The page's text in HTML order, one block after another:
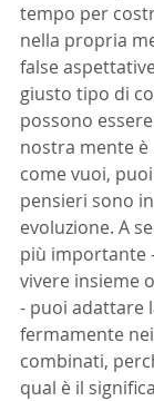
tempo per
nella propria
false
giusto tipo di
possono
nostra mente è
come vuoi,
pensieri sono
evoluzione. A
più importante
vivere insieme
- puoi adattare
fermamente
combinati,
qual è il